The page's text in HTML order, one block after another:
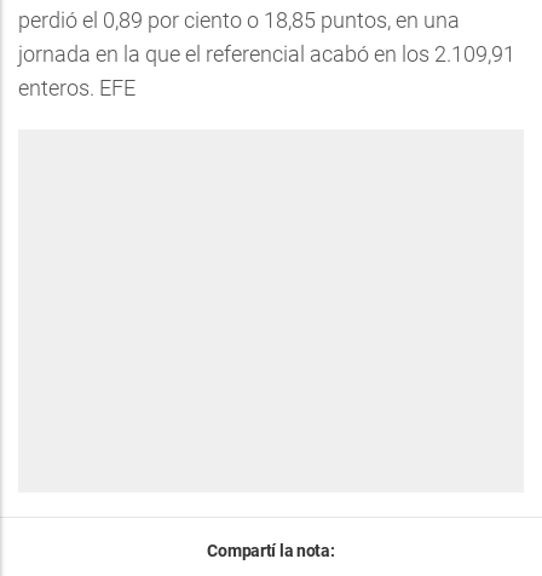
perdió el 0,89 por ciento o 18,85 puntos, en una
jornada en la que el referencial acabó en los 2.109,91
enteros. EFE
Compartí la nota: